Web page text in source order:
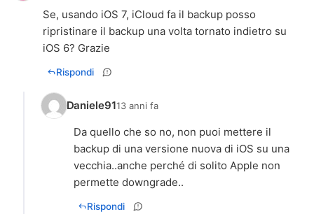
Se, usando iOS 7, iCloud fa il backup posso
ripristinare il backup una volta tornato indietro su
iOS 6? Grazie
Rispondi
Daniele9113 anni fa
Da quello che so no, non puoi mettere il
backup di una versione nuova di iOS su una
vecchia..anche perché di solito Apple non
permette downgrade..
Rispondi